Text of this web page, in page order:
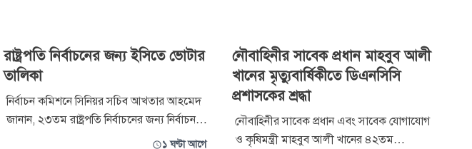
রাষ্ট্রপতি নির্বাচনের জন্য ইসিতে ভোটার
তালিকা
নির্বাচন কমিশনে সিনিয়র সচিব আখতার আহমেদ
জানান, ২৩তম রাষ্ট্রপতি নির্বাচনের জন্য নির্বাচন
কমিশনে ভোটার তালিকা পাঠিয়েছে সংসদ১ ঘণ্টা আগে
নৌবাহিনীর সাবেক প্রধান মাহবুব আলী
খানের মৃত্যুবার্ষিকীতে ডিএনসিসি
প্রশাসকের শ্রদ্ধা
নৌবাহিনীর সাবেক প্রধান এবং সাবেক যোগাযোগ
ও কৃষিমন্ত্রী মাহবুব আলী খানের ৪২তম